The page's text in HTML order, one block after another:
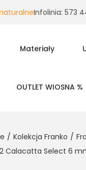
Infolinia: 573
Materiały
OUTLET WIOSNA %
/ Kolekcja Franko /
Calacatta Select 6